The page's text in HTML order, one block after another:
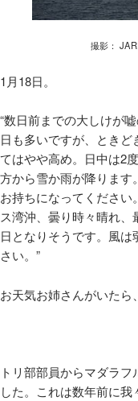
撮影：
1月18日。
“数日前までの大しけが
日も多いですが、とき
てはやや高め。日中は2
方から雪か雨が降ります
お持ちになってくださ
ス湾沖、曇り時々晴れ、
日となりそうです。風
さい。”
お天気お姉さんがいたら
トリ部部員からマダラ
した。これは数年前に我